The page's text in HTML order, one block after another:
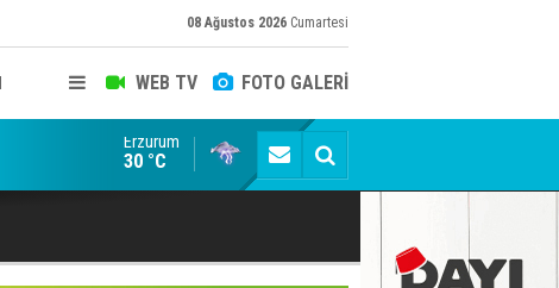
08 Ağustos 2026 Cumartesi
WEB TV FOTO GALERİ
Dadaş 2.hafta Galatasaray'ı konuk edecek
Erzurum
30 °C